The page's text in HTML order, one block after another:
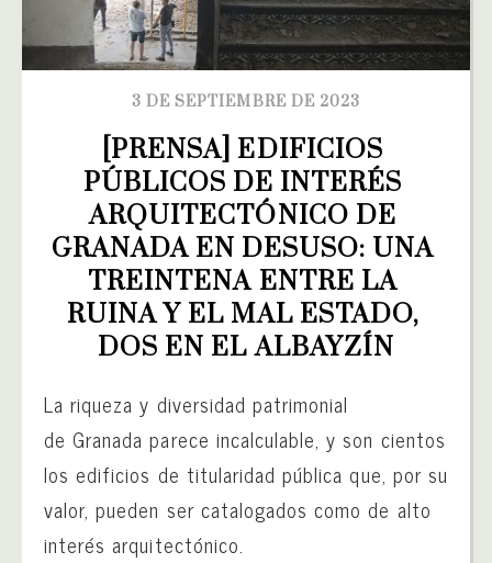
3 DE SEPTIEMBRE DE 2023
[PRENSA] EDIFICIOS
PÚBLICOS DE INTERÉS
ARQUITECTÓNICO DE
GRANADA EN DESUSO: UNA
TREINTENA ENTRE LA
RUINA Y EL MAL ESTADO,
DOS EN EL ALBAYZÍN
La riqueza y diversidad patrimonial
de Granada parece incalculable, y son cientos
los edificios de titularidad pública que, por su
valor, pueden ser catalogados como de alto
interés arquitectónico.